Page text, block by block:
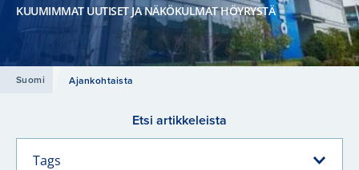
KUUMIMMAT UUTISET JA NÄKÖKULMAT HÖYRYSTÄ
Suomi Ajankohtaista
Etsi artikkeleista
Tags